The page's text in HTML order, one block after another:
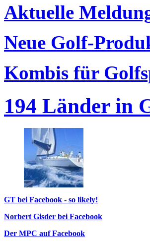
Aktuelle
Neue Golf-
Kombis für
194 Länder in
GT bei Facebook - so likely!
Norbert Gisder bei Facebook
Der MPC auf Facebook